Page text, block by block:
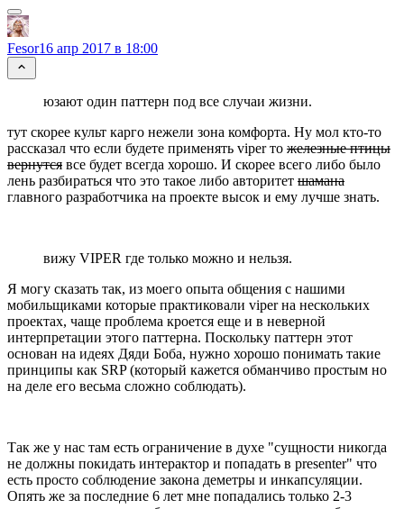
Fesor16 апр 2017 в 18:00
юзают один паттерн под все случаи жизни.
тут скорее культ карго нежели зона комфорта. Ну мол кто-то
рассказал что если будете применять viper то железные птицы
вернутся все будет всегда хорошо. И скорее всего либо было
лень разбираться что это такое либо авторитет шамана
главного разработчика на проекте высок и ему лучше знать.
вижу VIPER где только можно и нельзя.
Я могу сказать так, из моего опыта общения с нашими
мобильщиками которые практиковали viper на нескольких
проектах, чаще проблема кроется еще и в неверной
интерпретации этого паттерна. Поскольку паттерн этот
основан на идеях Дяди Боба, нужно хорошо понимать такие
принципы как SRP (который кажется обманчиво простым но
на деле его весьма сложно соблюдать).
Так же у нас там есть ограничение в духе "сущности никогда
не должны покидать интерактор и попадать в presenter" что
есть просто соблюдение закона деметры и инкапсуляции.
Опять же за последние 6 лет мне попадались только 2-3